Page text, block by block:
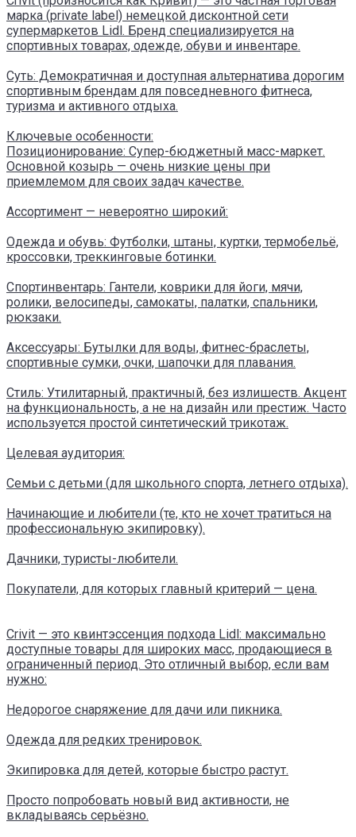
марка (private label) немецкой дисконтной сети
супермаркетов Lidl. Бренд специализируется на
спортивных товарах, одежде, обуви и инвентаре.
Суть: Демократичная и доступная альтернатива дорогим
спортивным брендам для повседневного фитнеса,
туризма и активного отдыха.
Ключевые особенности:
Позиционирование: Супер-бюджетный масс-маркет.
Основной козырь — очень низкие цены при
приемлемом для своих задач качестве.
Ассортимент — невероятно широкий:
Одежда и обувь: Футболки, штаны, куртки, термобельё,
кроссовки, треккинговые ботинки.
Спортинвентарь: Гантели, коврики для йоги, мячи,
ролики, велосипеды, самокаты, палатки, спальники,
рюкзаки.
Аксессуары: Бутылки для воды, фитнес-браслеты,
спортивные сумки, очки, шапочки для плавания.
Стиль: Утилитарный, практичный, без излишеств. Акцент
на функциональность, а не на дизайн или престиж. Часто
используется простой синтетический трикотаж.
Целевая аудитория:
Семьи с детьми (для школьного спорта, летнего отдыха).
Начинающие и любители (те, кто не хочет тратиться на
профессиональную экипировку).
Дачники, туристы-любители.
Покупатели, для которых главный критерий — цена.
Crivit — это квинтэссенция подхода Lidl: максимально
доступные товары для широких масс, продающиеся в
ограниченный период. Это отличный выбор, если вам
нужно:
Недорогое снаряжение для дачи или пикника.
Одежда для редких тренировок.
Экипировка для детей, которые быстро растут.
Просто попробовать новый вид активности, не
вкладываясь серьёзно.